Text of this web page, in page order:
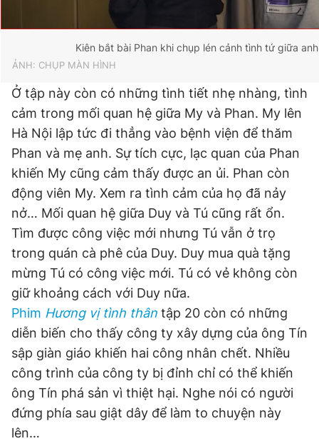
Kiên bắt bài Phan khi chụp lén cảnh tình tứ giữa
ẢNH: CHỤP MÀN HÌNH
Ở tập này còn có những tình tiết nhẹ nhàng, tình
cảm trong mối quan hệ giữa My và Phan. My lên
Hà Nội lập tức đi thẳng vào bệnh viện để thăm
Phan và mẹ anh. Sự tích cực, lạc quan của Phan
khiến My cũng cảm thấy được an ủi. Phan còn
động viên My. Xem ra tình cảm của họ đã nảy
nở… Mối quan hệ giữa Duy và Tú cũng rất ổn.
Tìm được công việc mới nhưng Tú vẫn ở trọ
trong quán cà phê của Duy. Duy mua quà tặng
mừng Tú có công việc mới. Tú có vẻ không còn
giữ khoảng cách với Duy nữa.
Phim Hương vị tình thân tập 20 còn có những
diễn biến cho thấy công ty xây dựng của ông Tín
sập giàn giáo khiến hai công nhân chết. Nhiều
công trình của công ty bị đỉnh chỉ có thể khiến
ông Tín phá sản vì thiệt hại. Nghe nói có người
đứng phía sau giật dây để làm to chuyện này
lên…